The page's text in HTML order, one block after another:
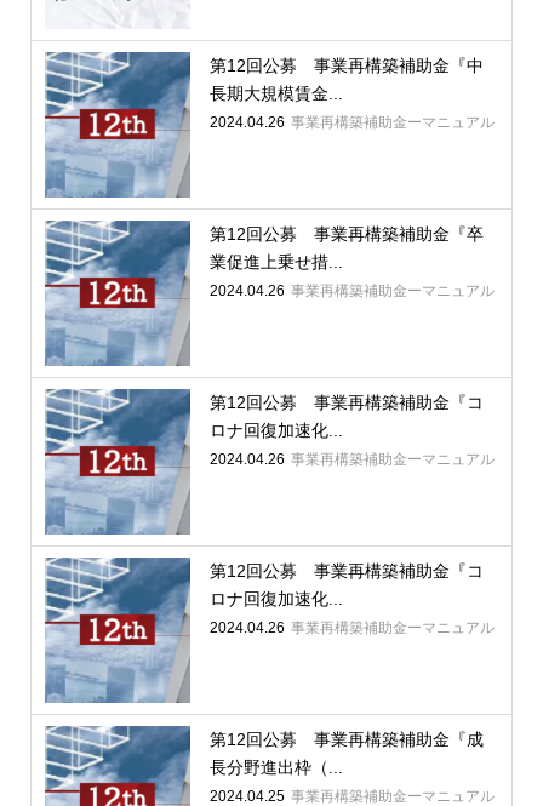
第12回公募 事業再構築補助金『中
長期大規模賃金...
2024.04.26 事業再構築補助金ーマニュアル
第12回公募 事業再構築補助金『卒
業促進上乗せ措...
2024.04.26 事業再構築補助金ーマニュアル
第12回公募 事業再構築補助金『コ
ロナ回復加速化...
2024.04.26 事業再構築補助金ーマニュアル
第12回公募 事業再構築補助金『コ
ロナ回復加速化...
2024.04.26 事業再構築補助金ーマニュアル
第12回公募 事業再構築補助金『成
長分野進出枠（...
2024.04.25 事業再構築補助金ーマニュアル